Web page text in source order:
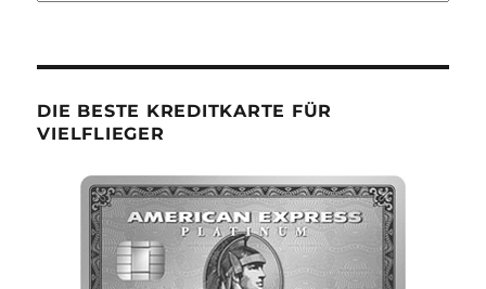
DIE BESTE KREDITKARTE FÜR
VIELFLIEGER